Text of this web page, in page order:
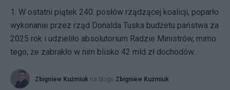
1. W ostatni piątek 240. posłów rządzącej koalicji, poparło
wykonanie przez rząd Donalda Tuska budżetu państwa za
2025 rok i udzieliło absolutorium Radzie Ministrów, mimo
tego, że zabrakło w nim blisko 42 mld zł dochodów...
Zbigniew Kuźmiuk na blogu Zbigniew Kuźmiuk